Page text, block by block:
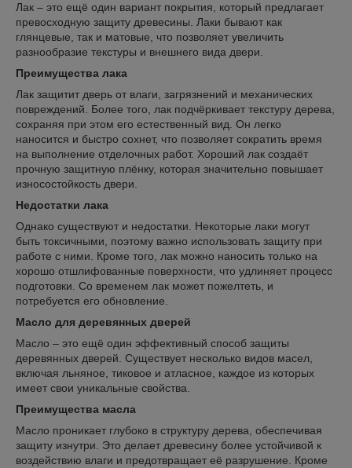
Лак – это ещё один вариант покрытия, который предлагает
превосходную защиту древесины. Лаки бывают как
глянцевые, так и матовые, что позволяет увеличить
разнообразие текстуры и внешнего вида двери.
Преимущества лака
Лак защитит дверь от влаги, загрязнений и механических
повреждений. Более того, лак подчёркивает текстуру дерева,
сохраняя при этом его естественный вид. Он легко
наносится и быстро сохнет, что позволяет сократить время
на выполнение отделочных работ. Хороший лак создаёт
прочную защитную плёнку, которая значительно повышает
износостойкость двери.
Недостатки лака
Однако существуют и недостатки. Некоторые лаки могут
быть токсичными, поэтому важно использовать защиту при
работе с ними. Кроме того, лак можно наносить только на
хорошо отшлифованные поверхности, что удлиняет процесс
подготовки. Со временем лак может пожелтеть, и
потребуется его обновление.
Масло для деревянных дверей
Масло – это ещё один эффективный способ защиты
деревянных дверей. Существует несколько видов масел,
включая льняное, тиковое и атласное, каждое из которых
имеет свои уникальные свойства.
Преимущества масла
Масло проникает глубоко в структуру дерева, обеспечивая
защиту изнутри. Это делает древесину более устойчивой к
воздействию влаги и предотвращает её разрушение. Кроме